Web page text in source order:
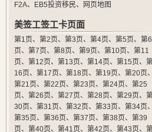
F2A、 EB5投资移民、 网页地图
美签工签工卡页面
第1页、 第2页、 第3页、 第4页、 第5页、 第6
页、 第7页、 第8页、 第9页、 第10页、 第11
页、 第12页、 第13页、 第14页、 第15页、 第
16页、 第17页、 第18页、 第19页、 第20页、
第21页、 第22页、 第23页、 第24页、 第25
页、 第26页、 第27页、 第28页、 第29页、 第
30页、 第31页、 第32页、 第33页、 第34页、
第35页、 第36页、 第37页、 第38页、 第39
页、 第40页、 第41页、 第42页、 第43页、 第